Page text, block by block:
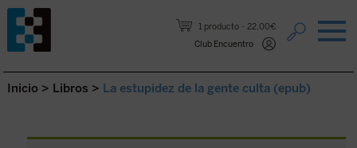
1 producto
22,00€
Club Encuentro
Saltar al contenido.
Inicio > Libros > La estupidez de la gente culta (epub)